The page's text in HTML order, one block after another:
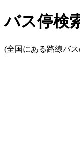
バス停検
(全国にある路線バ